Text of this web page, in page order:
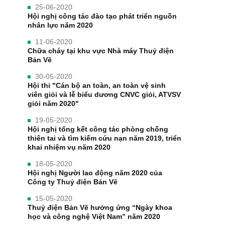
25-06-2020
Hội nghị công tác đào tạo phát triển nguồn
nhân lực năm 2020
11-06-2020
Chữa cháy tại khu vực Nhà máy Thuỷ điện
Bản Vẽ
30-05-2020
Hội thi "Cán bộ an toàn, an toàn vệ sinh
viên giỏi và lễ biểu dương CNVC giỏi, ATVSV
giỏi năm 2020"
19-05-2020
Hội nghị tổng kết công tác phòng chống
thiên tai và tìm kiếm cứu nạn năm 2019, triển
khai nhiệm vụ năm 2020
18-05-2020
Hội nghị Người lao động năm 2020 của
Công ty Thuỷ điện Bản Vẽ
15-05-2020
Thuỷ điện Bản Vẽ hưởng ứng “Ngày khoa
học và công nghệ Việt Nam” năm 2020